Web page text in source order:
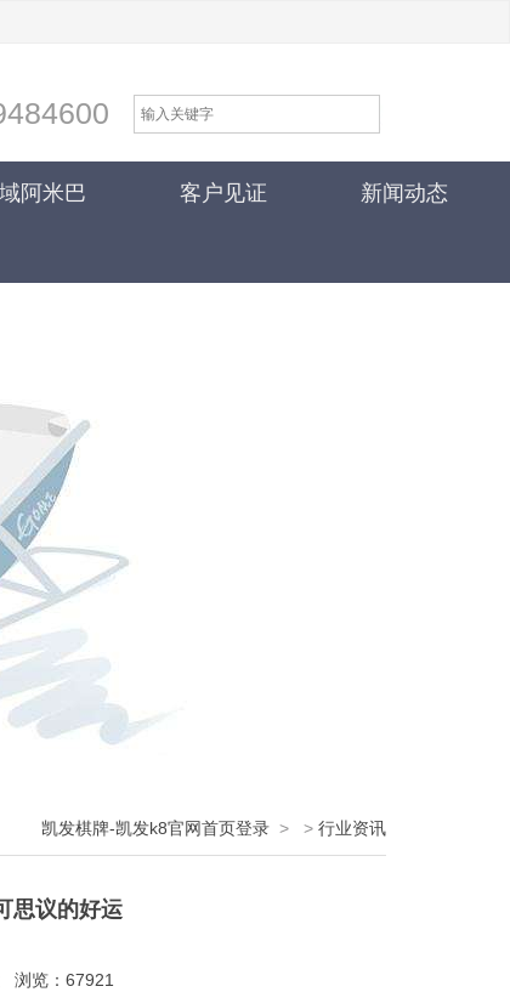
阿米巴 客户见证 新闻动态
凯发棋牌-凯发k8官网首页登录 > > 行业资讯
思议的好运
浏览：67921